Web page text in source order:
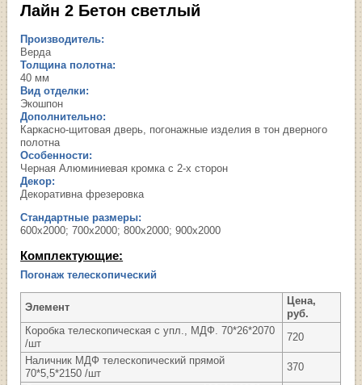
Лайн 2 Бетон светлый
Производитель:
Верда
Толщина полотна:
40 мм
Вид отделки:
Экошпон
Дополнительно:
Каркасно-щитовая дверь, погонажные изделия в тон дверного
полотна
Особенности:
Черная Алюминиевая кромка с 2-х сторон
Декор:
Декоративна фрезеровка
Стандартные размеры:
600х2000; 700х2000; 800х2000; 900х2000
Комплектующие:
Погонаж телескопический
Элемент
Цена,
руб.
Коробка телескопическая с упл., МДФ. 70*26*2070
/шт
720
Наличник МДФ телескопический прямой
70*5,5*2150 /шт
370